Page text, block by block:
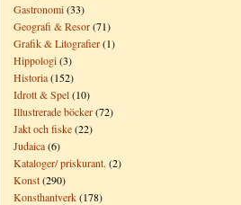
Gastronomi(33)
Geografi & Resor(71)
Grafik & Litografier(1)
Hippologi(3)
Historia(152)
Idrott & Spel(10)
Illustrerade böcker(72)
Jakt och fiske(22)
Judaica(6)
Kataloger/ priskurant. (2)
Konst(290)
Konsthantverk(178)